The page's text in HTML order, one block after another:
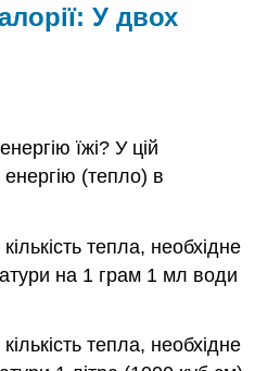
У двох
їжі? У цій
енергію (тепло) в
тепла, необхідне
на 1 грам 1 мл води
тепла, необхідне